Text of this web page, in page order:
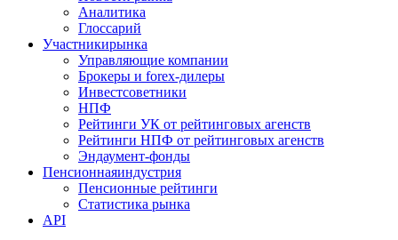
Аналитика
Глоссарий
Участникирынка
Управляющие компании
Брокеры и forex-дилеры
Инвестсоветники
НПФ
Рейтинги УК от рейтинговых агенств
Рейтинги НПФ от рейтинговых агенств
Эндаумент-фонды
Пенсионнаяиндустрия
Пенсионные рейтинги
Статистика рынка
API